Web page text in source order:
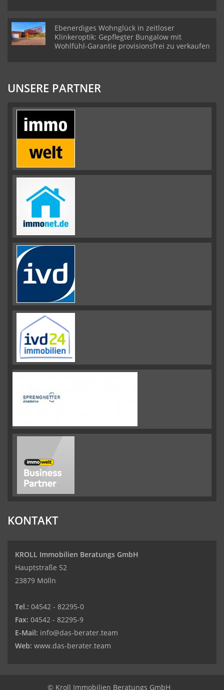
Ebenerdiges Wohnglück in zeitloser
Klinkeroptik: Gepflegter Bungalow mit
Wohlfühl-Garantie provisionsfrei zu verkaufen
UNSERE PARTNER
KONTAKT
KROLL Immobilien Beratungs GmbH
Hauptstraße 52
23879 Mölln
Tel.: 04542 - 82295-0
Fax: 04542 - 82295-9
E-Mail: info@das-berater.team
Web: www.das-berater.team
© Kroll Immobilien Beratungs GmbH